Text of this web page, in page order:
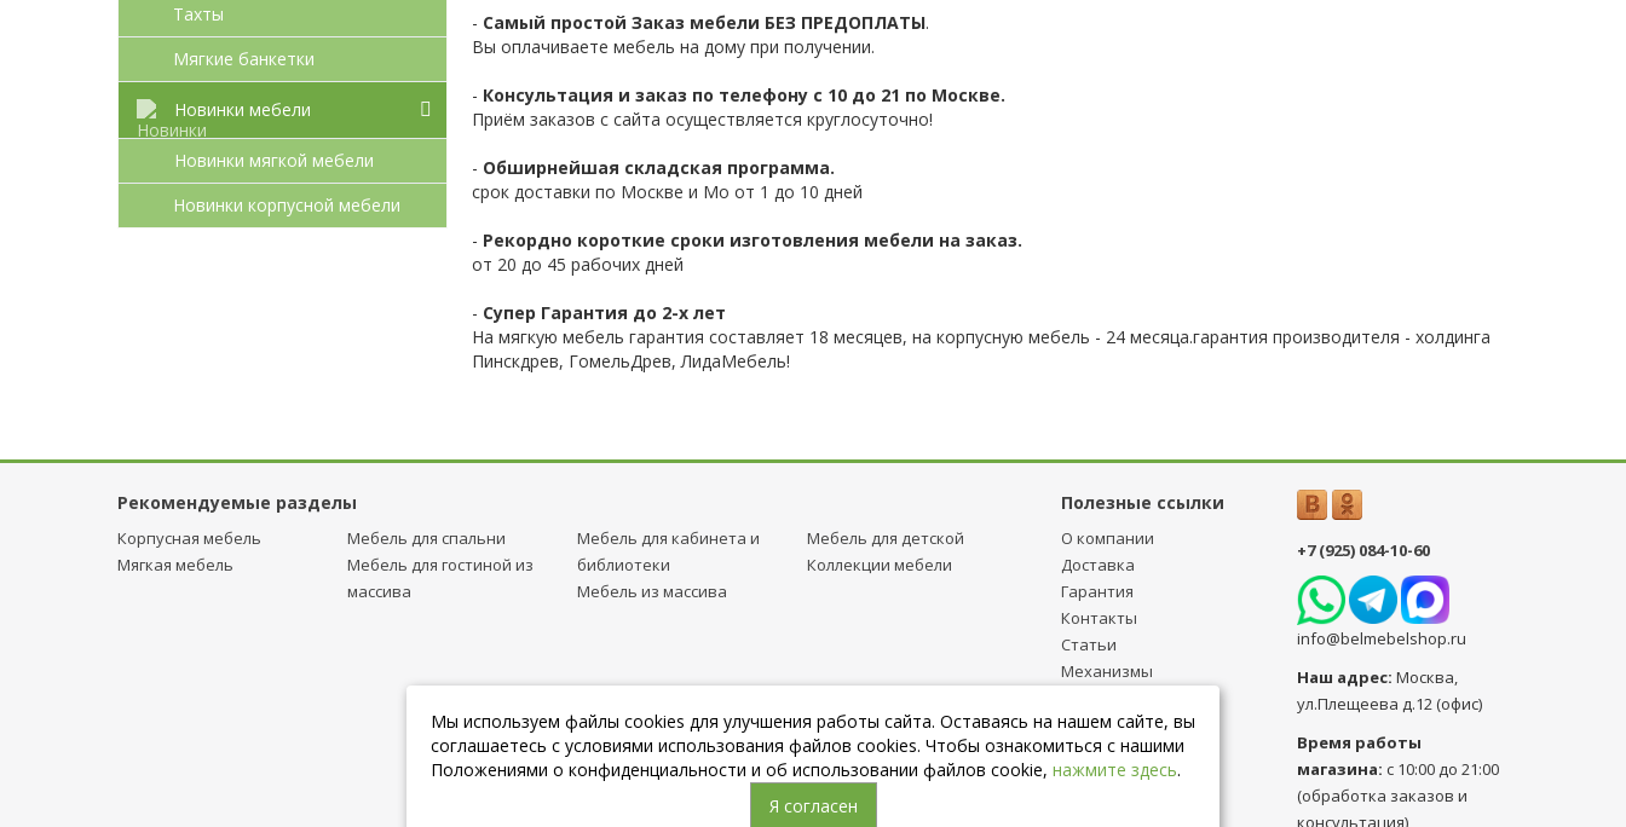
Тахты
Мягкие банкетки
Новинки мебели
Новинки мягкой мебели
Новинки корпусной мебели
- Самый простой Заказ мебели БЕЗ ПРЕДОПЛАТЫ.
Вы оплачиваете мебель на дому при получении.
- Консультация и заказ по телефону с 10 до 21 по Москве.
Приём заказов с сайта осуществляется круглосуточно!
- Обширнейшая складская программа.
срок доставки по Москве и Мо от 1 до 10 дней
- Рекордно короткие сроки изготовления мебели на заказ.
от 20 до 45 рабочих дней
- Супер Гарантия до 2-х лет
На мягкую мебель гарантия составляет 18 месяцев, на корпусную мебель - 24 месяца.гарантия производителя - холдинга
Пинскдрев, ГомельДрев, ЛидаМебель!
Рекомендуемые разделы Полезные ссылки
Корпусная мебель
Мягкая мебель
Мебель для спальни
Мебель для гостиной из
массива
Мебель для кабинета и
библиотеки
Мебель из массива
Мебель для детcкой
Коллекции мебели
О компании
Доставка
Гарантия
Контакты
Статьи
Механизмы
Публичная оферта
+7 (925) 084-10-60
info@belmebelshop.ru
Наш адрес: Москва
ул.Плещеева д.12 (офис)
Время работы
магазина: с 10:00 до 21:00
(обработка заказов и
консультация)
Мы используем файлы cookies для улучшения работы сайта. Оставаясь на нашем сайте, вы
соглашаетесь с условиями использования файлов cookies. Чтобы ознакомиться с нашими
Положениями о конфиденциальности и об использовании файлов cookie, нажмите здесь.
Я согласен